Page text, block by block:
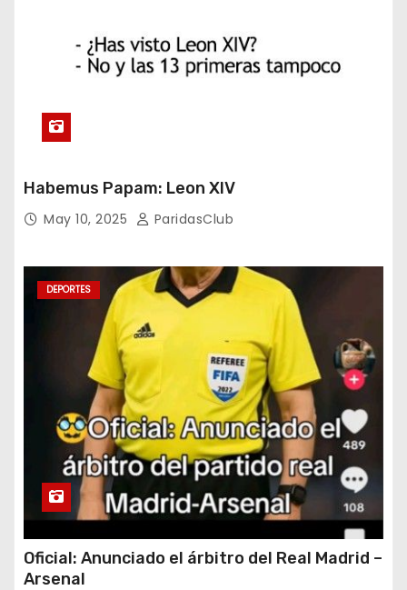
Habemus Papam: Leon XIV
May 10, 2025 ParidasClub
DEPORTES
Oficial: Anunciado el árbitro del Real Madrid –
Arsenal